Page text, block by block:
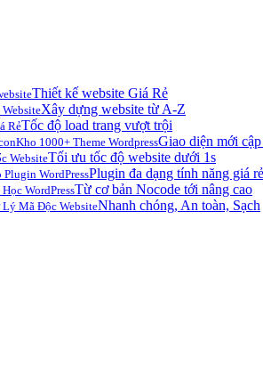
Thiết kế website Giá Rẻ
Xây dựng website từ A-Z
RẻTốc độ load trang vượt trội
Kho 1000+ Theme WordpressGiao diện mới
WebsiteTối ưu tốc độ website dưới 1s
Plugin WordPressPlugin đa dạng tính năng giá rẻ
WordPressTừ cơ bản Nocode tới nâng cao
Lý Mã Độc WebsiteNhanh chóng, An toàn, Sạch